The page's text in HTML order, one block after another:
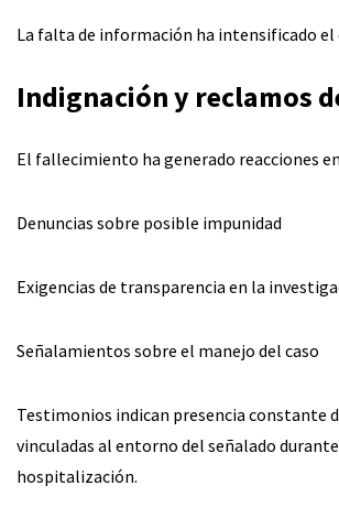
La falta de información ha intensificado el
Indignación y reclamos
El fallecimiento ha generado reacciones
Denuncias sobre posible impunidad
Exigencias de transparencia en la
Señalamientos sobre el manejo del caso
Testimonios indican presencia constante
vinculadas al entorno del señalado
hospitalización.